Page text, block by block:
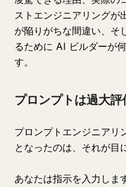
ストエンジニアリングが
が陥りがちな間違い、そ
るために AI ビルダーが
す。
プロンプトは過大評
プロンプトエンジニアリ
となったのは、それが目
あなたは指示を入力しま